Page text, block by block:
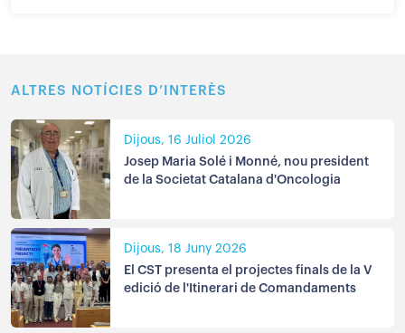
ALTRES NOTÍCIES D’INTERÈS
Dijous, 16 Juliol 2026
Josep Maria Solé i Monné, nou president
de la Societat Catalana d'Oncologia
Dijous, 18 Juny 2026
El CST presenta el projectes finals de la V
edició de l'Itinerari de Comandaments